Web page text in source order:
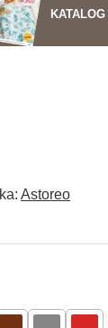
KATALOG
Astoreo